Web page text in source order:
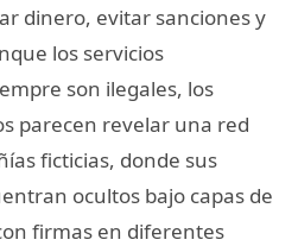
dinero, evitar sanciones y
los servicios
son ilegales, los
parecen revelar una red
ficticias, donde sus
ocultos bajo capas de
firmas en diferentes